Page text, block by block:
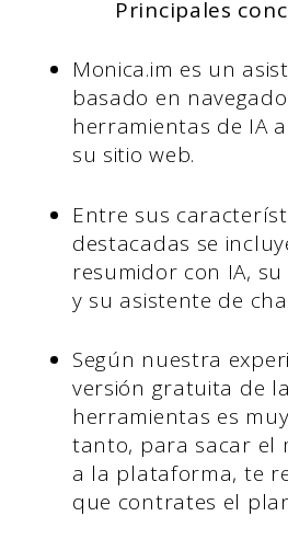
Principales
Monica.im es un
basado en
herramientas de IA
su sitio web.
Entre sus
destacadas se
resumidor con IA,
y su asistente de
Según nuestra
versión gratuita de
herramientas es
tanto, para sacar el
a la plataforma, te
que contrates el